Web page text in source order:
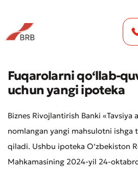
Fuqarolarni qo‘llab-
uchun yangi ipoteka
Biznes Rivojlantirish Banki «Tavsiya
nomlangan yangi mahsulotni ishga
qiladi. Ushbu ipoteka O‘zbekiston
Mahkamasining 2024-yil 24-